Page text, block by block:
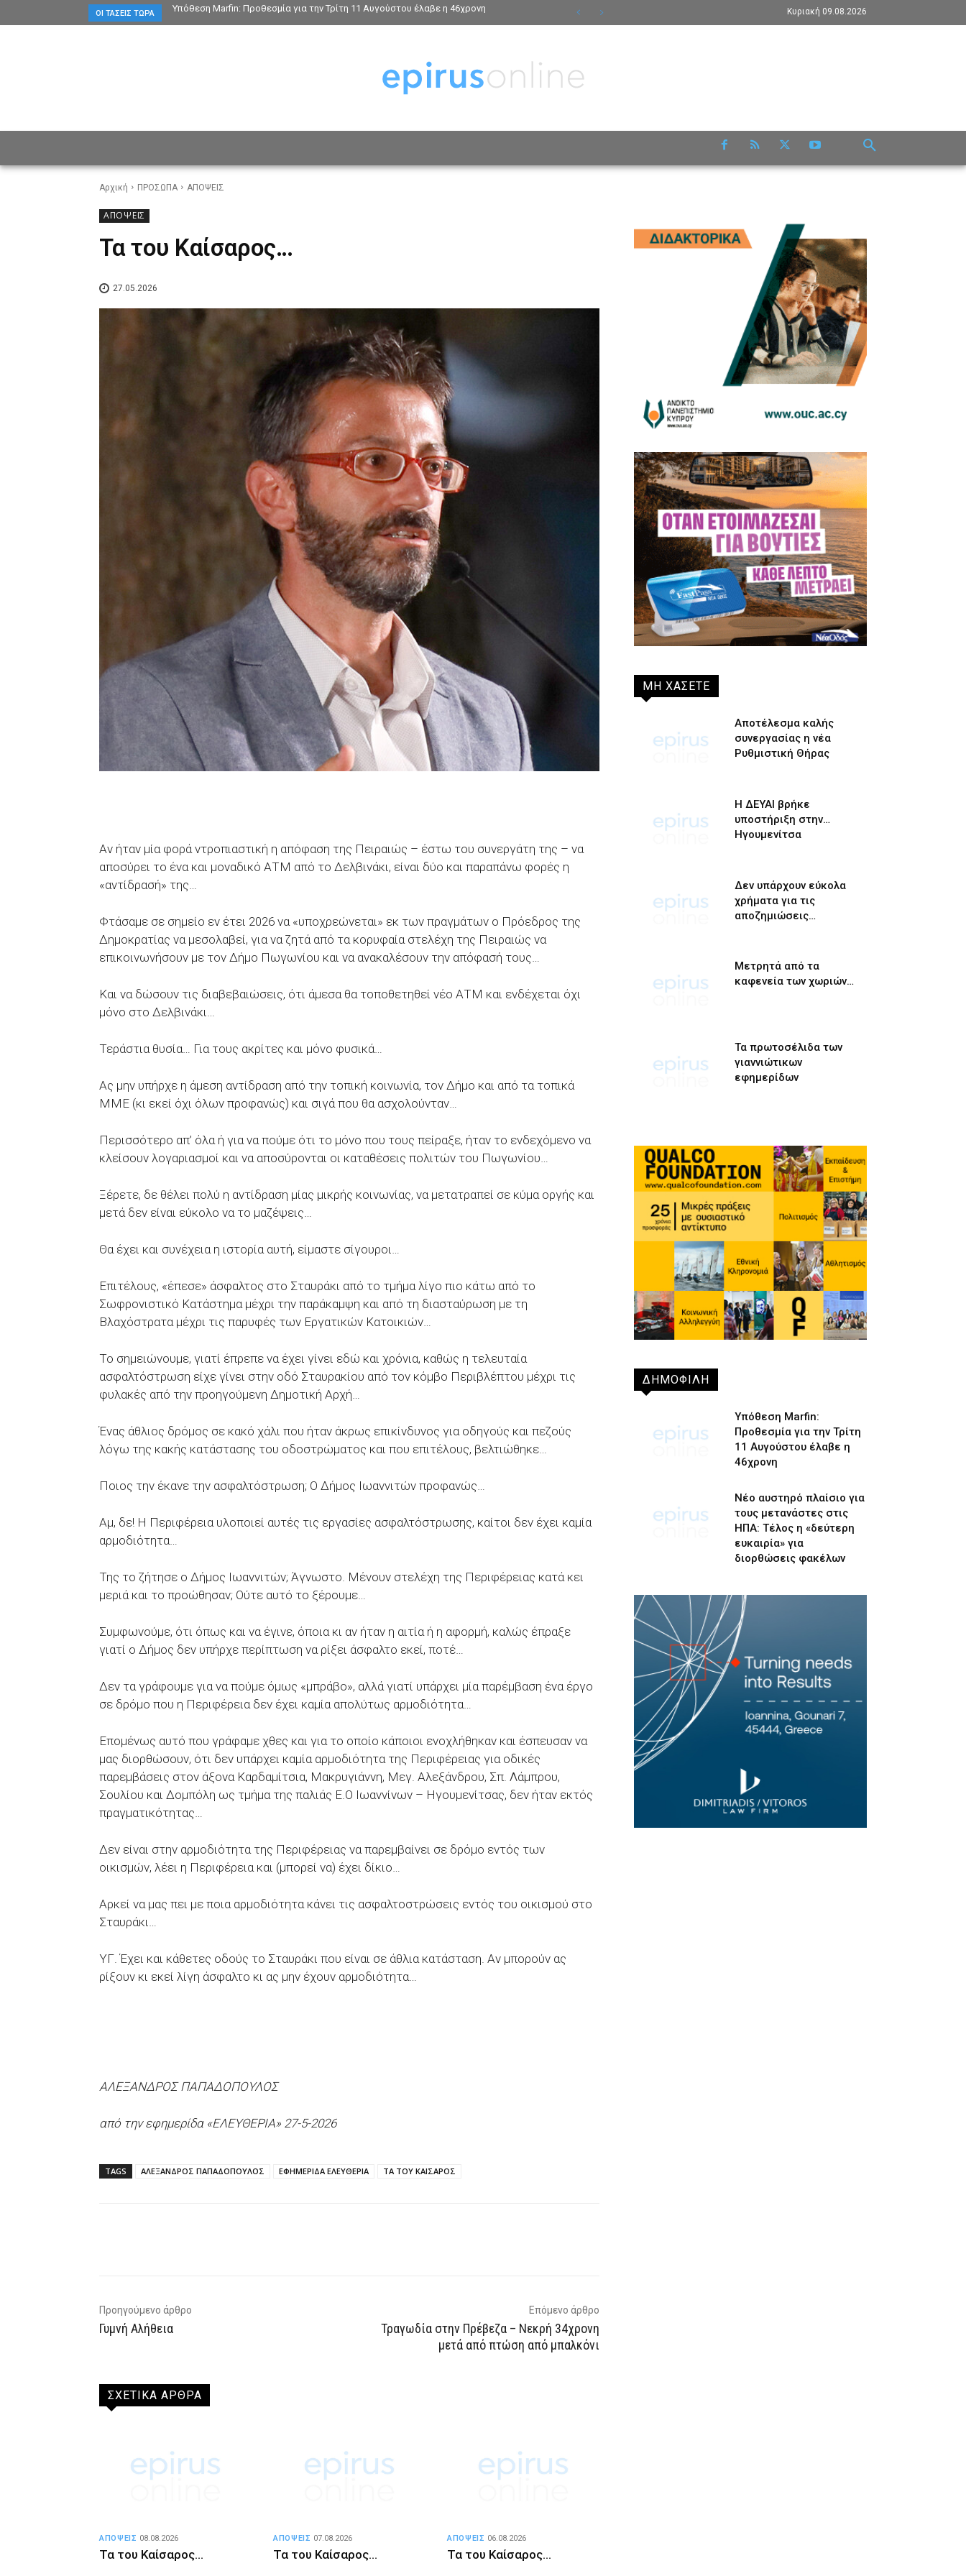
ΟΙ ΤΆΣΕΙΣ ΤΏΡΑ Υπόθεση Marfin: Προθεσμία για την Τρίτη 11 Αυγούστου έλαβε η 46χρονη Κυριακή 09.08.2026
Αρχική ΠΡΟΣΩΠΑ ΑΠΟΨΕΙΣ
ΑΠΟΨΕΙΣ
Τα του Καίσαρος…
27.05.2026
Αν ήταν μία φορά ντροπιαστική η απόφαση της Πειραιώς – έστω του συνεργάτη της – να
αποσύρει το ένα και μοναδικό ΑΤΜ από το Δελβινάκι, είναι δύο και παραπάνω φορές η
«αντίδρασή» της…
Φτάσαμε σε σημείο εν έτει 2026 να «υποχρεώνεται» εκ των πραγμάτων ο Πρόεδρος της
Δημοκρατίας να μεσολαβεί, για να ζητά από τα κορυφαία στελέχη της Πειραιώς να
επικοινωνήσουν με τον Δήμο Πωγωνίου και να ανακαλέσουν την απόφασή τους…
Και να δώσουν τις διαβεβαιώσεις, ότι άμεσα θα τοποθετηθεί νέο ΑΤΜ και ενδέχεται όχι
μόνο στο Δελβινάκι…
Τεράστια θυσία… Για τους ακρίτες και μόνο φυσικά…
Ας μην υπήρχε η άμεση αντίδραση από την τοπική κοινωνία, τον Δήμο και από τα τοπικά
ΜΜΕ (κι εκεί όχι όλων προφανώς) και σιγά που θα ασχολούνταν…
Περισσότερο απ’ όλα ή για να πούμε ότι το μόνο που τους πείραξε, ήταν το ενδεχόμενο να
κλείσουν λογαριασμοί και να αποσύρονται οι καταθέσεις πολιτών του Πωγωνίου…
Ξέρετε, δε θέλει πολύ η αντίδραση μίας μικρής κοινωνίας, να μετατραπεί σε κύμα οργής και
μετά δεν είναι εύκολο να το μαζέψεις…
Θα έχει και συνέχεια η ιστορία αυτή, είμαστε σίγουροι…
Επιτέλους, «έπεσε» άσφαλτος στο Σταυράκι από το τμήμα λίγο πιο κάτω από το
Σωφρονιστικό Κατάστημα μέχρι την παράκαμψη και από τη διασταύρωση με τη
Βλαχόστρατα μέχρι τις παρυφές των Εργατικών Κατοικιών…
Το σημειώνουμε, γιατί έπρεπε να έχει γίνει εδώ και χρόνια, καθώς η τελευταία
ασφαλτόστρωση είχε γίνει στην οδό Σταυρακίου από τον κόμβο Περιβλέπτου μέχρι τις
φυλακές από την προηγούμενη Δημοτική Αρχή…
Ένας άθλιος δρόμος σε κακό χάλι που ήταν άκρως επικίνδυνος για οδηγούς και πεζούς
λόγω της κακής κατάστασης του οδοστρώματος και που επιτέλους, βελτιώθηκε…
Ποιος την έκανε την ασφαλτόστρωση; Ο Δήμος Ιωαννιτών προφανώς…
Αμ, δε! Η Περιφέρεια υλοποιεί αυτές τις εργασίες ασφαλτόστρωσης, καίτοι δεν έχει καμία
αρμοδιότητα…
Της το ζήτησε ο Δήμος Ιωαννιτών; Άγνωστο. Μένουν στελέχη της Περιφέρειας κατά κει
μεριά και το προώθησαν; Ούτε αυτό το ξέρουμε…
Συμφωνούμε, ότι όπως και να έγινε, όποια κι αν ήταν η αιτία ή η αφορμή, καλώς έπραξε
γιατί ο Δήμος δεν υπήρχε περίπτωση να ρίξει άσφαλτο εκεί, ποτέ…
Δεν τα γράφουμε για να πούμε όμως «μπράβο», αλλά γιατί υπάρχει μία παρέμβαση ένα έργο
σε δρόμο που η Περιφέρεια δεν έχει καμία απολύτως αρμοδιότητα…
Επομένως αυτό που γράφαμε χθες και για το οποίο κάποιοι ενοχλήθηκαν και έσπευσαν να
μας διορθώσουν, ότι δεν υπάρχει καμία αρμοδιότητα της Περιφέρειας για οδικές
παρεμβάσεις στον άξονα Καρδαμίτσια, Μακρυγιάννη, Μεγ. Αλεξάνδρου, Σπ. Λάμπρου,
Σουλίου και Δομπόλη ως τμήμα της παλιάς Ε.Ο Ιωαννίνων – Ηγουμενίτσας, δεν ήταν εκτός
πραγματικότητας…
Δεν είναι στην αρμοδιότητα της Περιφέρειας να παρεμβαίνει σε δρόμο εντός των
οικισμών, λέει η Περιφέρεια και (μπορεί να) έχει δίκιο…
Αρκεί να μας πει με ποια αρμοδιότητα κάνει τις ασφαλτοστρώσεις εντός του οικισμού στο
Σταυράκι…
ΥΓ. Έχει και κάθετες οδούς το Σταυράκι που είναι σε άθλια κατάσταση. Αν μπορούν ας
ρίξουν κι εκεί λίγη άσφαλτο κι ας μην έχουν αρμοδιότητα…
ΑΛΕΞΑΝΔΡΟΣ ΠΑΠΑΔΟΠΟΥΛΟΣ
από την εφημερίδα «ΕΛΕΥΘΕΡΙΑ» 27-5-2026
TAGS ΑΛΕΞΑΝΔΡΟΣ ΠΑΠΑΔΟΠΟΥΛΟΣ ΕΦΗΜΕΡΙΔΑ ΕΛΕΥΘΕΡΙΑ ΤΑ ΤΟΥ ΚΑΙΣΑΡΟΣ
Προηγούμενο άρθρο
Γυμνή Αλήθεια
Επόμενο άρθρο
Τραγωδία στην Πρέβεζα – Νεκρή 34χρονη
μετά από πτώση από μπαλκόνι
ΣΧΕΤΙΚΑ ΑΡΘΡΑ
Τα του Καίσαρος…
ΑΠΟΨΕΙΣ 08.08.2026
Τα του Καίσαρος…
ΑΠΟΨΕΙΣ 07.08.2026
Τα του Καίσαρος…
ΑΠΟΨΕΙΣ 06.08.2026
ΜΗ ΧΑΣΕΤΕ
Αποτέλεσμα καλής
συνεργασίας η νέα
Ρυθμιστική Θήρας
Η ΔΕΥΑΙ βρήκε
υποστήριξη στην…
Ηγουμενίτσα
Δεν υπάρχουν εύκολα
χρήματα για τις
αποζημιώσεις…
Μετρητά από τα
καφενεία των χωριών…
Τα πρωτοσέλιδα των
γιαννιώτικων
εφημερίδων
ΔΗΜΟΦΙΛΗ
Υπόθεση Marfin:
Προθεσμία για την Τρίτη
11 Αυγούστου έλαβε η
46χρονη
Νέο αυστηρό πλαίσιο για
τους μετανάστες στις
ΗΠΑ: Τέλος η «δεύτερη
ευκαιρία» για
διορθώσεις φακέλων